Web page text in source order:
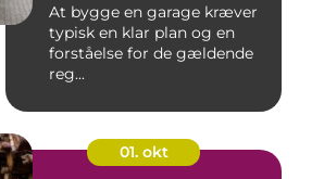
At bygge en garage kræver
typisk en klar plan og en
forståelse for de gældende
reg...
01. okt